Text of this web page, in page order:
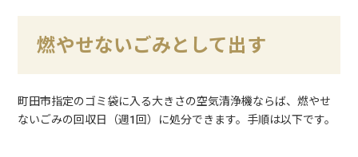
燃やせないごみとして出す
町田市指定のゴミ袋に入る大きさの空気清浄機ならば、燃やせ
ないごみの回収日（週1回）に処分できます。手順は以下です。